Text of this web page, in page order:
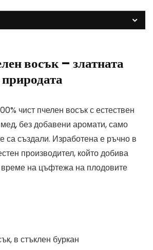
восък – златната
чист пчелен восък с естествен
без добавени аромати, само
са създали. Изработена е ръчно в
производител, който добива
на цъфтежа на плодовите
в стъклен буркан